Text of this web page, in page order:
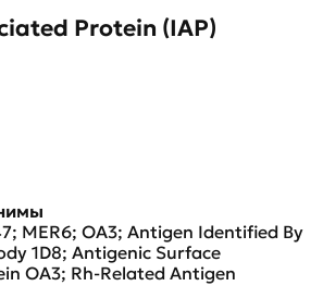
Protein (IAP)
MER6; OA3; Antigen Identified By
1D8; Antigenic Surface
OA3; Rh-Related Antigen